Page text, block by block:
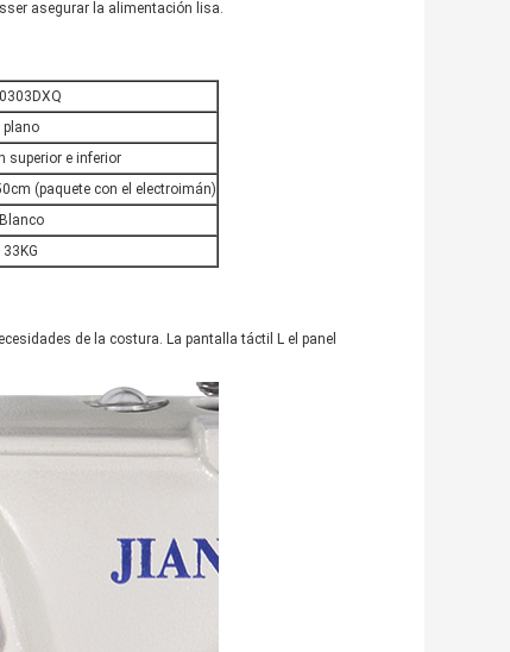
asegurar la alimentación lisa.
plano
superior e inferior
(paquete con el electroimán)
Blanco
33KG
de la costura. La pantalla táctil L el panel